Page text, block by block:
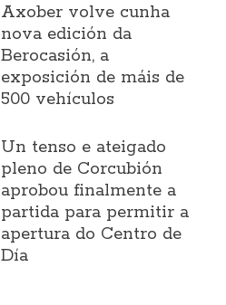
Axober volve cunha
nova edición da
Berocasión, a
exposición de máis de
500 vehículos
Un tenso e ateigado
pleno de Corcubión
aprobou finalmente a
partida para permitir a
apertura do Centro de
Día